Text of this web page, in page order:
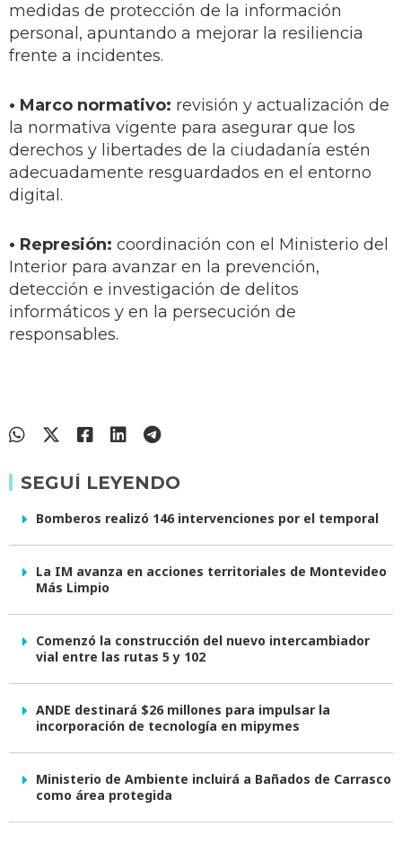
medidas de protección de la información
personal, apuntando a mejorar la resiliencia
frente a incidentes.
• Marco normativo: revisión y actualización de
la normativa vigente para asegurar que los
derechos y libertades de la ciudadanía estén
adecuadamente resguardados en el entorno
digital.
• Represión: coordinación con el Ministerio del
Interior para avanzar en la prevención,
detección e investigación de delitos
informáticos y en la persecución de
responsables.
SEGUÍ LEYENDO
Bomberos realizó 146 intervenciones por el temporal
La IM avanza en acciones territoriales de Montevideo
Más Limpio
Comenzó la construcción del nuevo intercambiador
vial entre las rutas 5 y 102
ANDE destinará $26 millones para impulsar la
incorporación de tecnología en mipymes
Ministerio de Ambiente incluirá a Bañados de Carrasco
como área protegida